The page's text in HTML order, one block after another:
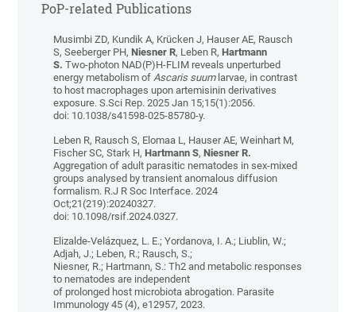
PoP-related Publications
Musimbi ZD, Kundik A, Krücken J, Hauser AE, Rausch
S, Seeberger PH,Niesner R, Leben R,Hartmann
S. Two-photon NAD(P)H-FLIM reveals unperturbed
energy metabolism ofAscaris suumlarvae, in contrast
to host macrophages upon artemisinin derivatives
exposure. S.Sci Rep. 2025 Jan 15;15(1):2056.
doi: 10.1038/s41598-025-85780-y.
Leben R, Rausch S, Elomaa L, Hauser AE, Weinhart M,
Fischer SC, Stark H,Hartmann S,Niesner R.
Aggregation of adult parasitic nematodes in sex-mixed
groups analysed by transient anomalous diffusion
formalism. R.J R Soc Interface. 2024
Oct;21(219):20240327.
doi: 10.1098/rsif.2024.0327.
Elizalde-Velázquez, L. E.; Yordanova, I. A.; Liublin, W.;
Adjah, J.; Leben, R.; Rausch, S.;
Niesner, R.; Hartmann, S.: Th2 and metabolic responses
to nematodes are independent
of prolonged host microbiota abrogation. Parasite
Immunology 45 (4), e12957, 2023.